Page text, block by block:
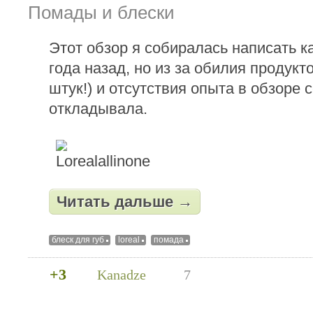
Помады и блески
Этот обзор я собиралась написать
года назад, но из за обилия
штук!) и отсутствия опыта в обзоре
откладывала.
Читать дальше →
блеск для губ loreal помада
+3 Kanadze 7